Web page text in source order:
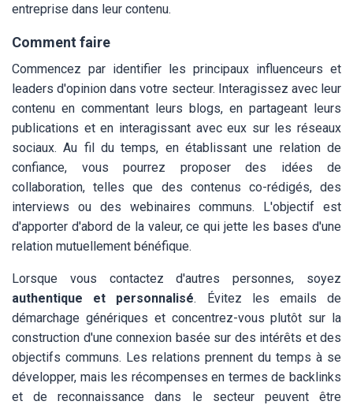
entreprise dans leur contenu.
Comment faire
Commencez par identifier les principaux influenceurs et
leaders d'opinion dans votre secteur. Interagissez avec leur
contenu en commentant leurs blogs, en partageant leurs
publications et en interagissant avec eux sur les réseaux
sociaux. Au fil du temps, en établissant une relation de
confiance, vous pourrez proposer des idées de
collaboration, telles que des contenus co-rédigés, des
interviews ou des webinaires communs. L'objectif est
d'apporter d'abord de la valeur, ce qui jette les bases d'une
relation mutuellement bénéfique.
Lorsque vous contactez d'autres personnes, soyez
authentique et personnalisé. Évitez les emails de
démarchage génériques et concentrez-vous plutôt sur la
construction d'une connexion basée sur des intérêts et des
objectifs communs. Les relations prennent du temps à se
développer, mais les récompenses en termes de backlinks
et de reconnaissance dans le secteur peuvent être